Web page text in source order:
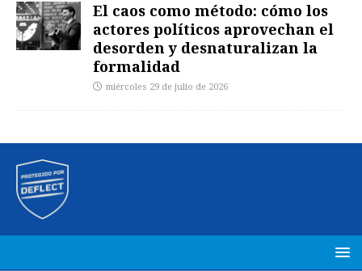
El caos como método: cómo los
actores políticos aprovechan el
desorden y desnaturalizan la
formalidad
miércoles 29 de julio de 2026